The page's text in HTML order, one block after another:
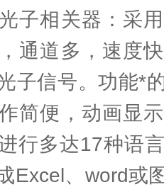
子相关器：采
通道多，速度
子信号。功能*
简便，动画显
行多达17种语
Excel、word或